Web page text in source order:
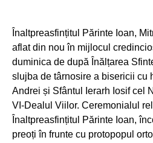
Înaltpreasfințitul Părinte Ioan,
aflat din nou în mijlocul
duminica de după Înălțarea
slujba de târnosire a bisericii cu
Andrei și Sfântul Ierarh Iosif cel
VI-Dealul Viilor. Ceremonialul
Înaltpreasfințitul Părinte Ioan,
preoți în frunte cu protopopul